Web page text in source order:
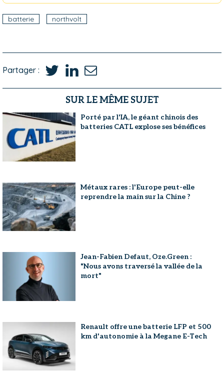
batterie northvolt
Partager :
SUR LE MÊME SUJET
Porté par l'IA, le géant chinois des
batteries CATL explose ses bénéfices
Métaux rares : l'Europe peut-elle
reprendre la main sur la Chine ?
Jean-Fabien Defaut, Oze.Green :
"Nous avons traversé la vallée de la
mort"
Renault offre une batterie LFP et 500
km d'autonomie à la Megane E-Tech